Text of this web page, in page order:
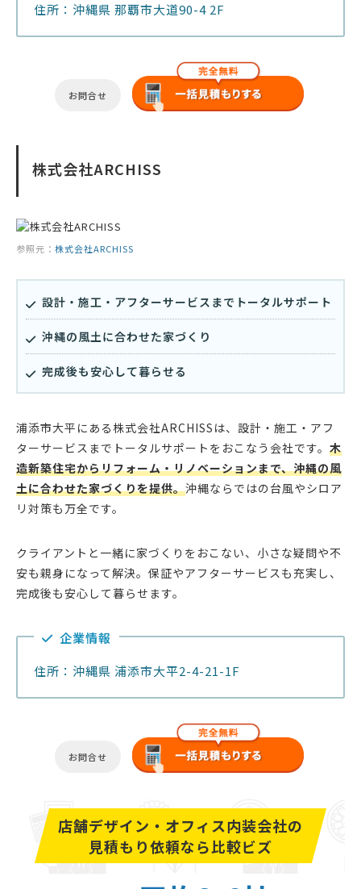
住所：沖縄県 那覇市大道90-4 2F
お問合せ
株式会社ARCHISS
参照元： 株式会社ARCHISS
設計・施工・アフターサービスまでトータルサポート
沖縄の風土に合わせた家づくり
完成後も安心して暮らせる
浦添市大平にある株式会社ARCHISSは、設計・施工・アフ
ターサービスまでトータルサポートをおこなう会社です。 木
造新築住宅からリフォーム・リノベーションまで、沖縄の風
土に合わせた家づくりを提供。沖縄ならではの台風やシロア
リ対策も万全です。
クライアントと一緒に家づくりをおこない、小さな疑問や不
安も親身になって解決。保証やアフターサービスも充実し、
完成後も安心して暮らせます。
企業情報
住所：沖縄県 浦添市大平2-4-21-1F
お問合せ
店舗デザイン・オフィス内装会社の
見積もり依頼なら比較ビズ